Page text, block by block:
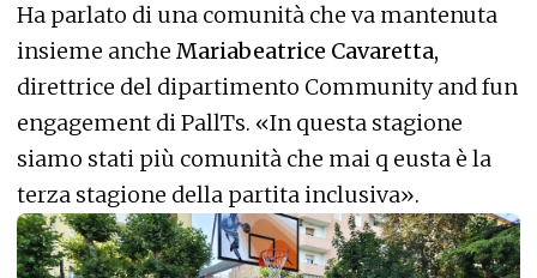
Ha parlato di una comunità che va mantenuta
insieme anche Mariabeatrice Cavaretta,
direttrice del dipartimento Community and fun
engagement di PallTs. «In questa stagione
siamo stati più comunità che mai q eusta è la
terza stagione della partita inclusiva».